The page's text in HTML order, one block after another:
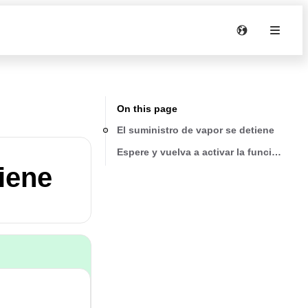
On this page
El suministro de vapor se detiene
Espere y vuelva a activar la función de